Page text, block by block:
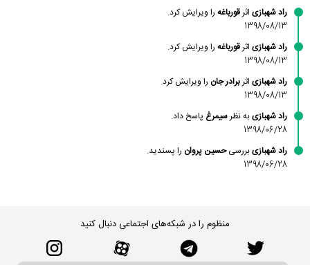
راد شهبازی اثرقورباغه را ویرایش کرد.
1398/08/13
راد شهبازی اثرقورباغه را ویرایش کرد.
1398/08/13
راد شهبازی اثربرادر جان را ویرایش کرد.
1398/08/13
راد شهبازیبه نظرسیمرغ پاسخ داد.
1398/06/28
راد شهبازیبررسیحسین پروان را پسندید.
1398/06/28
منظوم را در شبکه‌های اجتماعی دنبال کنید